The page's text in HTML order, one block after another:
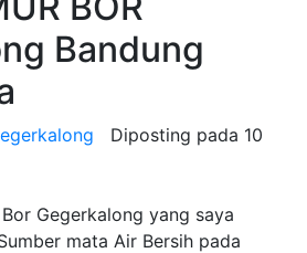
Bandung
Diposting pada 10
Gegerkalong yang saya
mata Air Bersih pada